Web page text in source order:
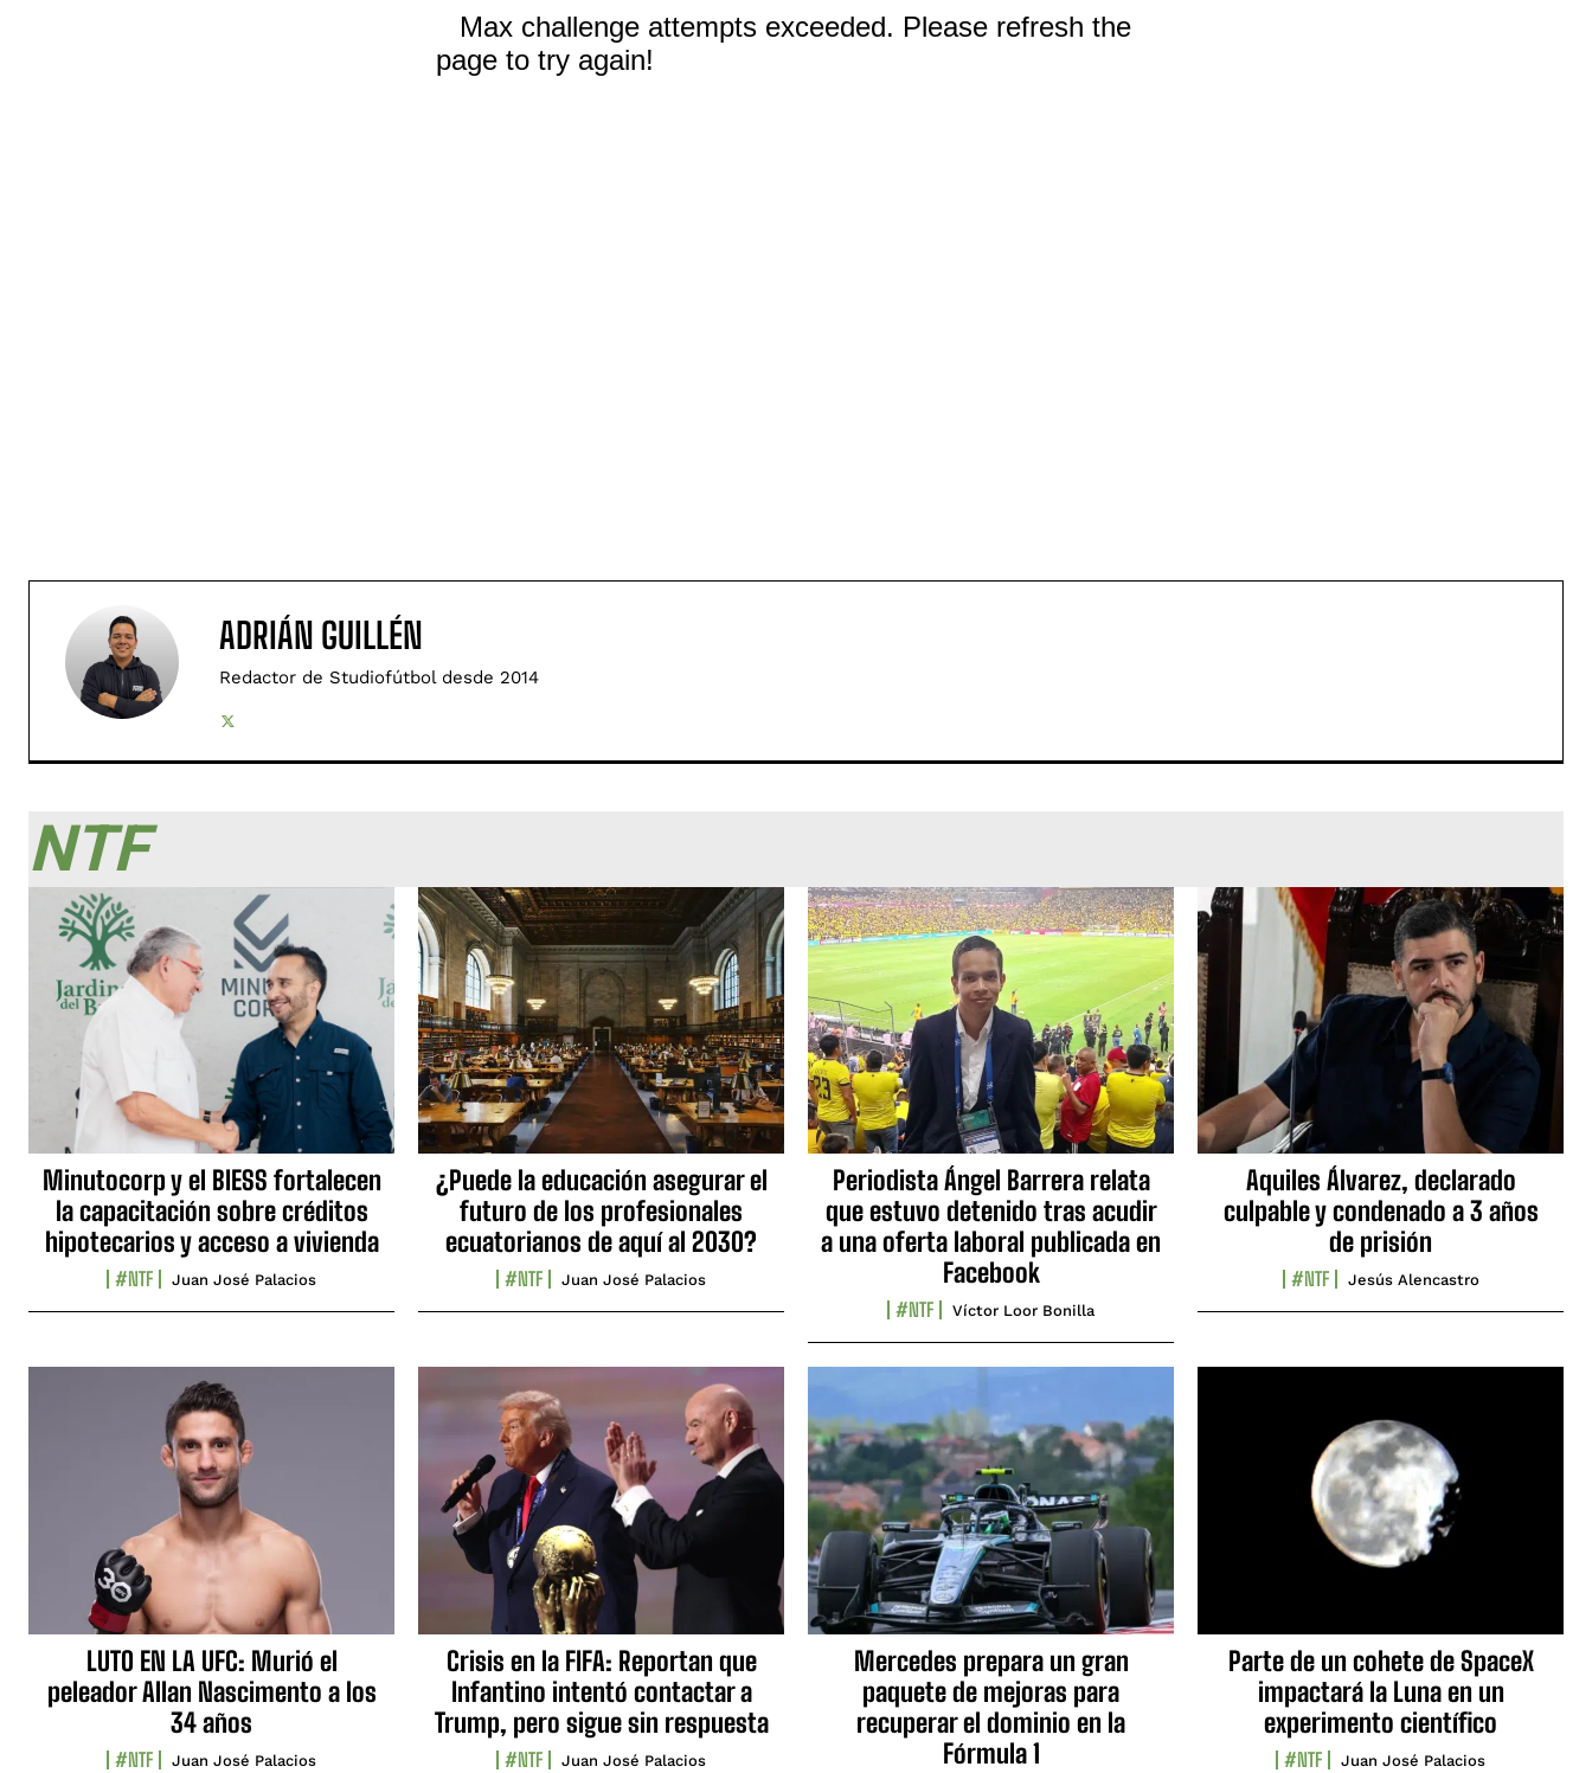
ADRIÁN GUILLÉN
Redactor de Studiofútbol desde 2014
NTF
Minutocorp y el BIESS fortalecen
la capacitación sobre créditos
hipotecarios y acceso a vivienda
#NTF Juan José Palacios
¿Puede la educación asegurar el
futuro de los profesionales
ecuatorianos de aquí al 2030?
#NTF Juan José Palacios
Periodista Ángel Barrera relata
que estuvo detenido tras acudir
a una oferta laboral publicada en
Facebook
#NTF Víctor Loor Bonilla
Aquiles Álvarez, declarado
culpable y condenado a 3 años
de prisión
#NTF Jesús Alencastro
LUTO EN LA UFC: Murió el
peleador Allan Nascimento a los
34 años
#NTF Juan José Palacios
Crisis en la FIFA: Reportan que
Infantino intentó contactar a
Trump, pero sigue sin respuesta
#NTF Juan José Palacios
Mercedes prepara un gran
paquete de mejoras para
recuperar el dominio en la
Fórmula 1
Parte de un cohete de SpaceX
impactará la Luna en un
experimento científico
#NTF Juan José Palacios